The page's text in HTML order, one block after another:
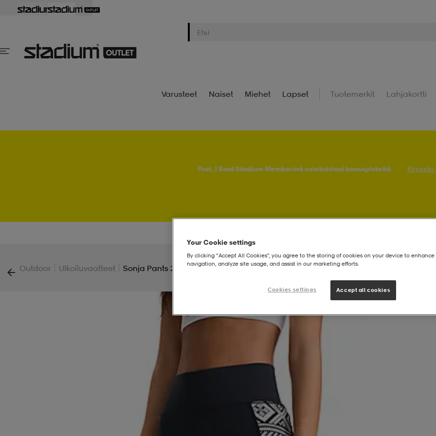
Varusteet Naiset Miehet Lapset Tuotemerkit Lahjakortti
Psst..! Saat Stadium Memberinä ostoksistasi bonuspisteitä. Kirjaudu
Outdoor Ulkoiluvaatteet Sonja Pants 2.0 W
Your Cookie settings
By clicking “Accept All Cookies”, you agree to the storing of cookies on your device to enhance
navigation, analyze site usage, and assist in our marketing efforts.
Cookies settings Accept all cookies